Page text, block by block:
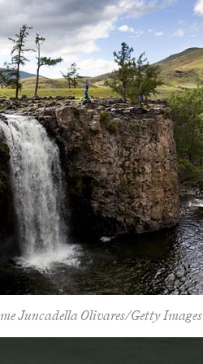
Juncadella Olivares/Getty Images